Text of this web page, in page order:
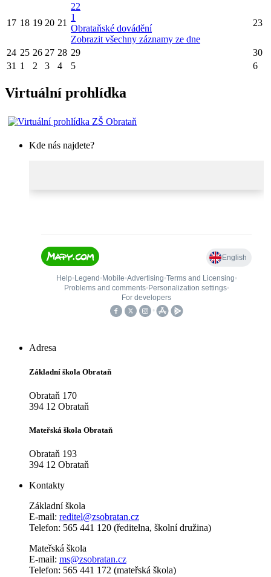
17 18 19 20 21
22
1
Obrataňské dovádění
Zobrazit všechny záznamy ze dne
23
24 25 26 27 28 29
30
31 1 2 3 4 5 6
Virtuální prohlídka
Kde nás najdete?
Adresa
Základní škola Obrataň
Obrataň 170
394 12 Obrataň
Mateřská škola Obrataň
Obrataň 193
394 12 Obrataň
Kontakty
Základní škola
E-mail: reditel@zsobratan.cz
Telefon: 565 441 120 (ředitelna, školní družina)
Mateřská škola
E-mail: ms@zsobratan.cz
Telefon: 565 441 172 (mateřská škola)